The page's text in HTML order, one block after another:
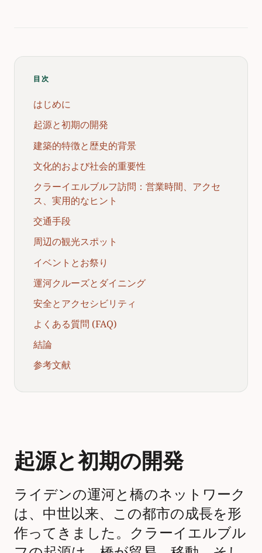
目次
はじめに
起源と初期の開発
建築的特徴と歴史的背景
文化的および社会的重要性
クラーイエルブルフ訪問：営業時間、アクセ
ス、実用的なヒント
交通手段
周辺の観光スポット
イベントとお祭り
運河クルーズとダイニング
安全とアクセシビリティ
よくある質問 (FAQ)
結論
参考文献
起源と初期の開発
ライデンの運河と橋のネットワーク
は、中世以来、この都市の成長を形
作ってきました。クラーイエルブル